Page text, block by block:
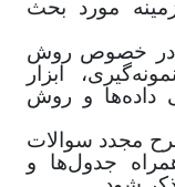
مورد بحث
در خصوص روش
ابزار
داده‌ها و روش
مجدد سوالات
جدول‌ها و